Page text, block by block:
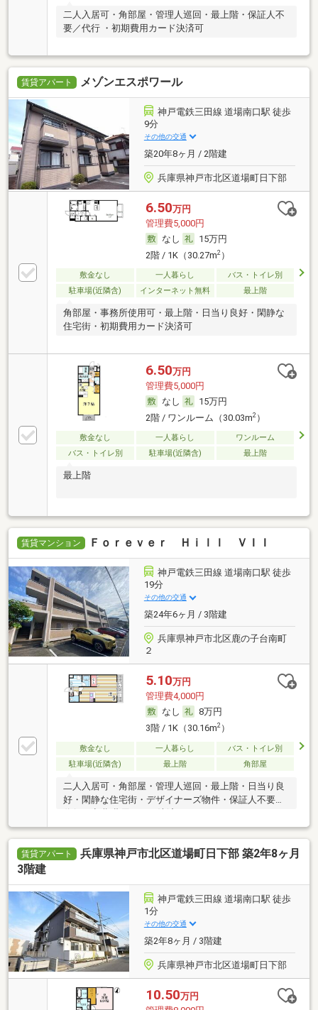
二人入居可・角部屋・管理人巡回・最上階・保証人不
要／代行 ・初期費用カード決済可
賃貸アパート メゾンエスポワール
神戸電鉄三田線 道場南口駅 徒歩
9分
その他の交通
築20年8ヶ月 / 2階建
兵庫県神戸市北区道場町日下部
6.50万円
管理費5,000円
なし
15万円
2階 / 1K（30.27m2）
敷金なし 一人暮らし
バス・トイレ別
駐車場(近隣含)
インターネット無料 最上階
角部屋・事務所使用可・最上階・日当り良好・閑静な
住宅街・初期費用カード決済可
6.50万円
管理費5,000円
なし
15万円
2階 / ワンルーム（30.03m2）
敷金なし 一人暮らし
ワンルーム
バス・トイレ別
駐車場(近隣含) 最上階
最上階
賃貸マンション Ｆｏｒｅｖｅｒ Ｈｉｌｌ ＶＩＩ
神戸電鉄三田線 道場南口駅 徒歩
19分
その他の交通
築24年6ヶ月 / 3階建
兵庫県神戸市北区鹿の子台南町
２
5.10万円
管理費4,000円
なし
8万円
3階 / 1K（30.16m2）
敷金なし 一人暮らし
バス・トイレ別
駐車場(近隣含)
最上階 角部屋
二人入居可・角部屋・管理人巡回・最上階・日当り良
好・閑静な住宅街・デザイナーズ物件・保証人不要／
代行 ・初期費用カード決済可
賃貸アパート
兵庫県神戸市北区道場町日下部 築2年8ヶ月
3階建
神戸電鉄三田線 道場南口駅 徒歩
1分
その他の交通
築2年8ヶ月 / 3階建
兵庫県神戸市北区道場町日下部
10.50万円